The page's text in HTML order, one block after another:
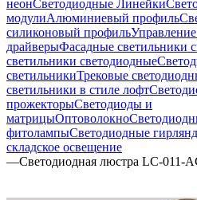
неонСветодиодные Линейки
модулиАлюминиевый профиль
силиконовый профиль
драйверыФасадные светильники
светильники светодиодные
светильникиТрековые
светильники в стиле лофт
прожекторыСветодиоды и
матрицыОптоволокно
фитолампыСветодиодные
складское освещение
—Светодиодная люстра LC-011-